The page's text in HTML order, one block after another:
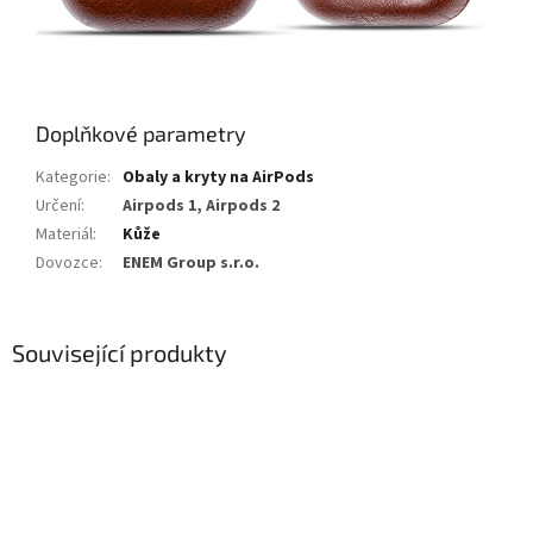
Související produkty
Doplňkové parametry
Kategorie: Obaly a kryty na AirPods
Určení:
Airpods 1, Airpods 2
Materiál:
Kůže
Dovozce: ENEM Group s.r.o.